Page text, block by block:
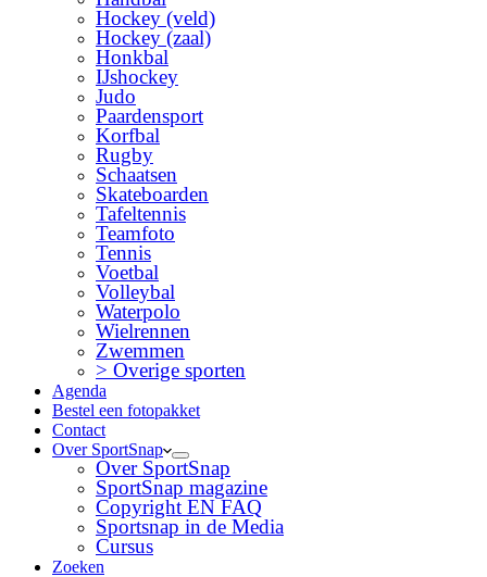
Hockey (veld)
Hockey (zaal)
Honkbal
IJshockey
Judo
Paardensport
Korfbal
Rugby
Schaatsen
Skateboarden
Tafeltennis
Teamfoto
Tennis
Voetbal
Volleybal
Waterpolo
Wielrennen
Zwemmen
> Overige sporten
Agenda
Bestel een fotopakket
Contact
Over SportSnap
Over SportSnap
SportSnap magazine
Copyright EN FAQ
Sportsnap in de Media
Cursus
Zoeken